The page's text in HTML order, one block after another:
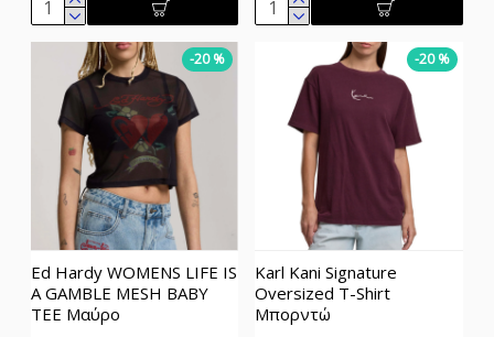
-20 %
Ed Hardy WOMENS LIFE IS
A GAMBLE MESH BABY
TEE Μαύρο
-20 %
Karl Kani Signature
Oversized T-Shirt
Μπορντώ